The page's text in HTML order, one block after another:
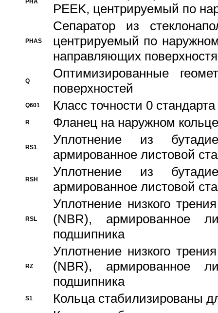
PHA
PEEK, центрируемый по
PHAS
Сепаратор из
центрируемый по
направляющих
Q
Оптимизированные
поверхностей
Q601 Класс точности 0
R Фланец на наружном кольце
RS1
Уплотнение из
армированное листовой
RSH
Уплотнение из
армированное листовой
RSL
Уплотнение низкого
(NBR), армированное
подшипника
RZ
Уплотнение низкого
(NBR), армированное
подшипника
S1 Кольца стабилизированы